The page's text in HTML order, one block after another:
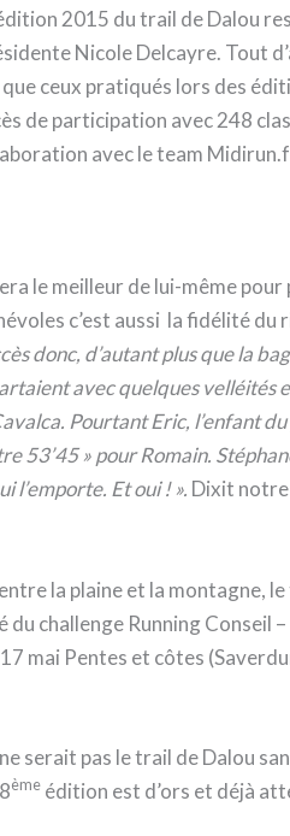
2015 du trail de Dalou
Nicole Delcayre. Tout
ceux pratiqués lors des
de participation avec 248
avec le team
le meilleur de lui-même
c’est aussi la fidélité du
donc, d’autant plus que la
avec quelques velléités
Pourtant Eric, l’enfant du
53’45 » pour Romain.
l’emporte. Et oui ! ». Dixit notre
la plaine et la montagne,
challenge Running Conseil
mai Pentes et côtes
serait pas le trail de Dalou
èmeédition est d’ors et déjà